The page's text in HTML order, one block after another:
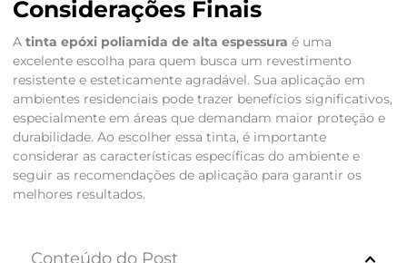
Considerações Finais
A tinta epóxi poliamida de alta espessura é uma
excelente escolha para quem busca um revestimento
resistente e esteticamente agradável. Sua aplicação em
ambientes residenciais pode trazer benefícios significativos,
especialmente em áreas que demandam maior proteção e
durabilidade. Ao escolher essa tinta, é importante
considerar as características específicas do ambiente e
seguir as recomendações de aplicação para garantir os
melhores resultados.
Conteúdo do Post